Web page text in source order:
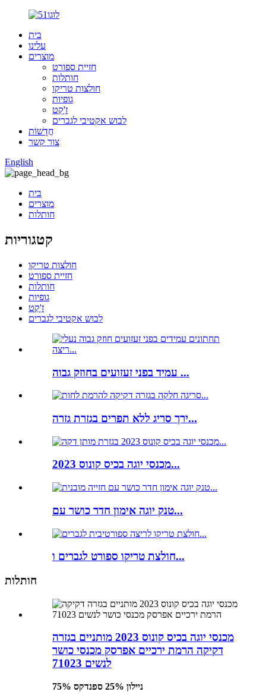
בית
עלינו
מוצרים
חזיית ספורט
חותלות
חולצות טריקו
גופיות
ז'ָקֵט
לבוש אקטיבי לגברים
חֲדָשׁוֹת
צור קשר
English
בית
מוצרים
חותלות
קטגוריות
חולצות טריקו
חזיית ספורט
חותלות
גופיות
ז'ָקֵט
לבוש אקטיבי לגברים
עמיד בפני זעזועים בחוזק גבוה ...
ירך סריג ללא תפרים בגזרת גזרה...
מכנסי יוגה בכיס קונוס 2023...
טנק יוגה אימון חדר כושר עם...
חולצת טריקו ספורט לגברים ו...
חותלות
מכנסי יוגה בכיס קונוס 2023 מותניים בגזרה
דקיקה הרמת ירכיים אפרסק מכנסי כושר
לנשים 71023
75% ניילון 25% ספנדקס